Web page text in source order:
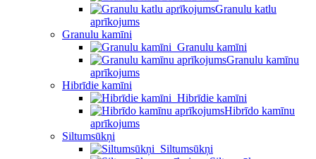
Granulu katlu
aprīkojums
Granulu kamīni
Granulu kamīni
Granulu kamīnu
aprīkojums
Hibrīdie kamīni
Hibrīdie kamīni
Hibrīdo kamīnu
aprīkojums
Siltumsūkņi
Siltumsūkņi